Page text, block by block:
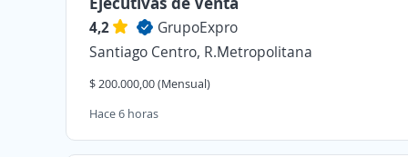
4,2
GrupoExpro
Santiago Centro, R.Metropolitana
$ 200.000,00 (Mensual)
Hace 6 horas